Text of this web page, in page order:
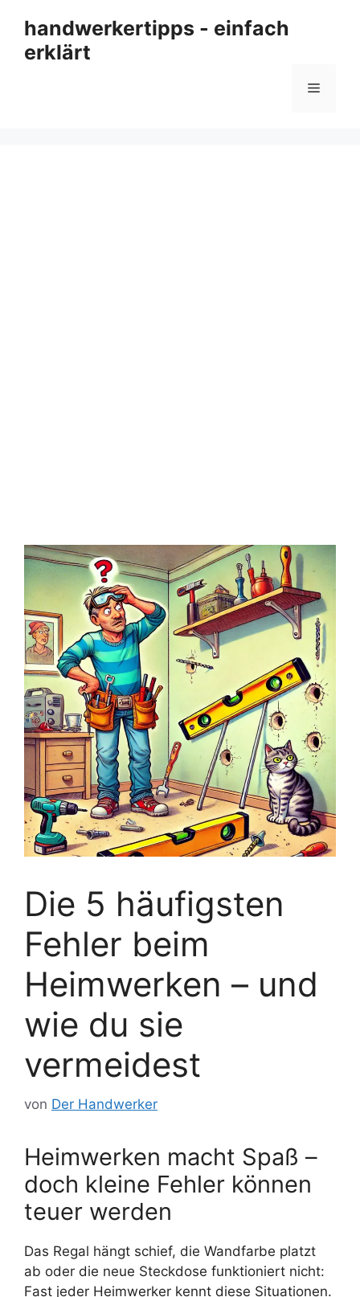
Inhalt
springen
handwerkertipps - einfach
erklärt
Menü
Die 5 häufigsten
Fehler beim
Heimwerken – und
wie du sie
vermeidest
von Der Handwerker
Heimwerken macht Spaß –
doch kleine Fehler können
teuer werden
Das Regal hängt schief, die Wandfarbe platzt
ab oder die neue Steckdose funktioniert nicht:
Fast jeder Heimwerker kennt diese Situationen.